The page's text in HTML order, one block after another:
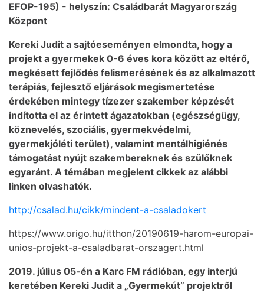
EFOP-195) - helyszín: Családbarát Magyarország
Központ
Kereki Judit a sajtóeseményen elmondta, hogy a
projekt a gyermekek 0-6 éves kora között az eltérő,
megkésett fejlődés felismerésének és az alkalmazott
terápiás, fejlesztő eljárások megismertetése
érdekében mintegy tízezer szakember képzését
indította el az érintett ágazatokban (egészségügy,
köznevelés, szociális, gyermekvédelmi,
gyermekjóléti terület), valamint mentálhigiénés
támogatást nyújt szakembereknek és szülőknek
egyaránt. A témában megjelent cikkek az alábbi
linken olvashatók.
http://csalad.hu/cikk/mindent-a-csaladokert
https://www.origo.hu/itthon/20190619-harom-europai-
unios-projekt-a-csaladbarat-orszagert.html
2019. július 05-én a Karc FM rádióban, egy interjú
keretében Kereki Judit a „Gyermekút” projektről